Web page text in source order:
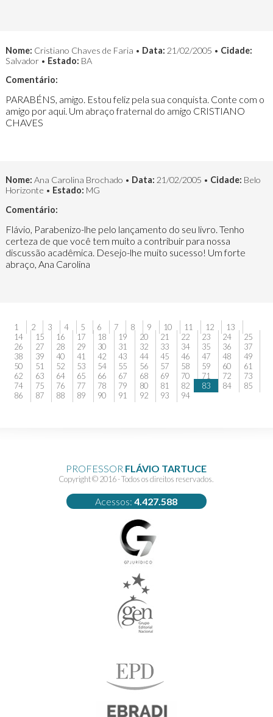
Nome: Cristiano Chaves de Faria • Data: 21/02/2005 • Cidade:
Salvador • Estado: BA
Comentário:
PARABÉNS, amigo. Estou feliz pela sua conquista. Conte com o
amigo por aqui. Um abraço fraternal do amigo CRISTIANO
CHAVES
Nome: Ana Carolina Brochado • Data: 21/02/2005 • Cidade: Belo
Horizonte • Estado: MG
Comentário:
Flávio, Parabenizo-lhe pelo lançamento do seu livro. Tenho
certeza de que você tem muito a contribuir para nossa
discussão acadêmica. Desejo-lhe muito sucesso! Um forte
abraço, Ana Carolina
1 2 3 4 5 6 7 8 9 10 11 12
13
14
15 16 17 18 19 20 21 22 23 24
25
26
27 28 29 30 31 32 33 34 35 36
37
38
39 40 41 42 43 44 45 46 47 48
49
50
51 52 53 54 55 56 57 58 59 60
61
62
63 64 65 66 67 68 69 70 71 72
73
74
75 76 77 78 79 80 81 82 83 84
85
86
87 88 89 90 91 92 93 94
PROFESSOR FLÁVIO TARTUCE
Copyright © 2016 - Todos os direitos reservados.
Acessos:4.427.588